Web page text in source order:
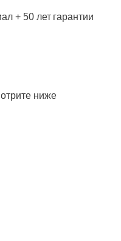
+ 50 лет гарантии
ниже